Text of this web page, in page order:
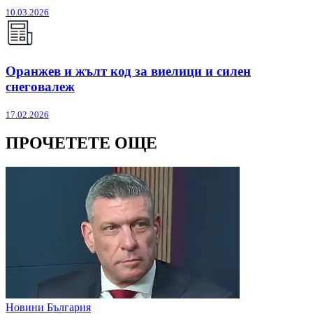
10.03.2026
Оранжев и жълт код за виелици и силен
снеговалеж
17.02.2026
ПРОЧЕТЕТЕ ОЩЕ
Новини България